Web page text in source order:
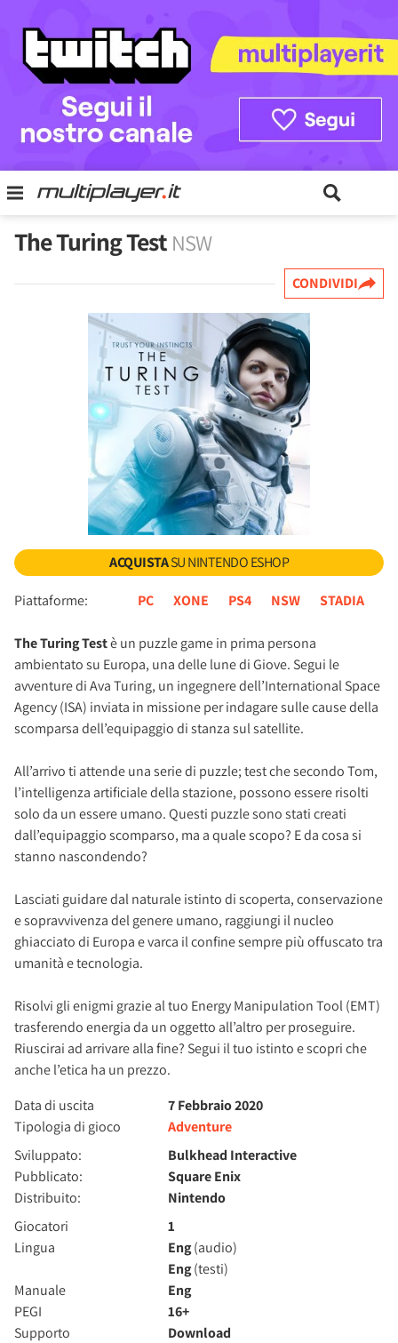
The Turing Test NSW
CONDIVIDI
ACQUISTASU NINTENDO ESHOP
Piattaforme: PC XONE PS4 NSW STADIA
The Turing Testè un puzzle game in prima persona
ambientato su Europa, una delle lune di Giove. Segui le
avventure di Ava Turing, un ingegnere dell’International Space
Agency (ISA) inviata in missione per indagare sulle cause della
scomparsa dell’equipaggio di stanza sul satellite.
All’arrivo ti attende una serie di puzzle; test che secondo Tom,
l’intelligenza artificiale della stazione, possono essere risolti
solo da un essere umano. Questi puzzle sono stati creati
dall’equipaggio scomparso, ma a quale scopo? E da cosa si
stanno nascondendo?
Lasciati guidare dal naturale istinto di scoperta, conservazione
e sopravvivenza del genere umano, raggiungi il nucleo
ghiacciato di Europa e varca il confine sempre più offuscato tra
umanità e tecnologia.
Risolvi gli enigmi grazie al tuo Energy Manipulation Tool (EMT)
trasferendo energia da un oggetto all’altro per proseguire.
Riuscirai ad arrivare alla fine? Segui il tuo istinto e scopri che
anche l’etica ha un prezzo.
Data di uscita
7 Febbraio 2020
Tipologia di gioco
Adventure
Sviluppato:
Bulkhead Interactive
Pubblicato:
Square Enix
Distribuito:
Nintendo
Giocatori
1
Lingua
Eng(audio)
Eng(testi)
Manuale
Eng
PEGI
16+
Supporto
Download